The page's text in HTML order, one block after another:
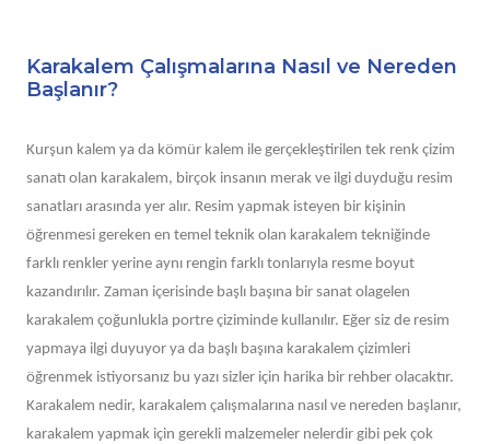
Karakalem Çalışmalarına Nasıl ve Nereden
Başlanır?
Kurşun kalem ya da kömür kalem ile gerçekleştirilen tek renk çizim
sanatı olan karakalem, birçok insanın merak ve ilgi duyduğu resim
sanatları arasında yer alır. Resim yapmak isteyen bir kişinin
öğrenmesi gereken en temel teknik olan karakalem tekniğinde
farklı renkler yerine aynı rengin farklı tonlarıyla resme boyut
kazandırılır. Zaman içerisinde başlı başına bir sanat olagelen
karakalem çoğunlukla portre çiziminde kullanılır. Eğer siz de resim
yapmaya ilgi duyuyor ya da başlı başına karakalem çizimleri
öğrenmek istiyorsanız bu yazı sizler için harika bir rehber olacaktır.
Karakalem nedir, karakalem çalışmalarına nasıl ve nereden başlanır,
karakalem yapmak için gerekli malzemeler nelerdir gibi pek çok